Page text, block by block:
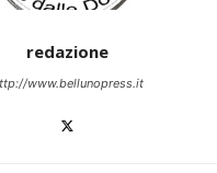
redazione
www.bellunopress.it